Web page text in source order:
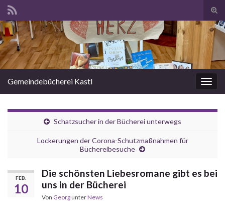
Search for:
Gemeindebücherei Kastl
Schatzsucher in der Bücherei unterwegs
Lockerungen der Corona-Schutzmaßnahmen für
Büchereibesuche
FEB.
10
Die schönsten Liebesromane gibt es bei
uns in der Bücherei
Von GeorgunterNews